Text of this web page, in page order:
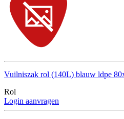
Vuilniszak rol (140L) blauw ldpe
Rol
Login aanvragen